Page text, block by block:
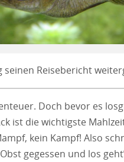
seinen Reisebericht
Doch bevor es
ist die wichtigste
kein Kampf! Also
gegessen und los